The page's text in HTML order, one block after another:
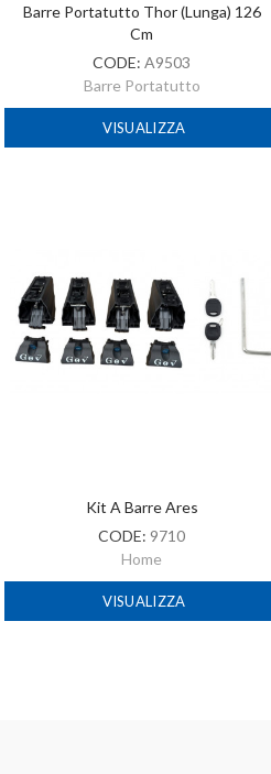
Barre Portatutto Thor (lunga) 126
Cm
CODE:A9503
Barre Portatutto
VISUALIZZA
Kit A Barre Ares
CODE: 9710
Home
VISUALIZZA